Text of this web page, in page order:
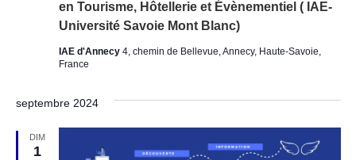
en Tourisme, Hôtellerie et Évènementiel ( IAE-
Université Savoie Mont Blanc)
IAE d'Annecy 4, chemin de Bellevue, Annecy, Haute-Savoie,
France
septembre 2024
DIM
1